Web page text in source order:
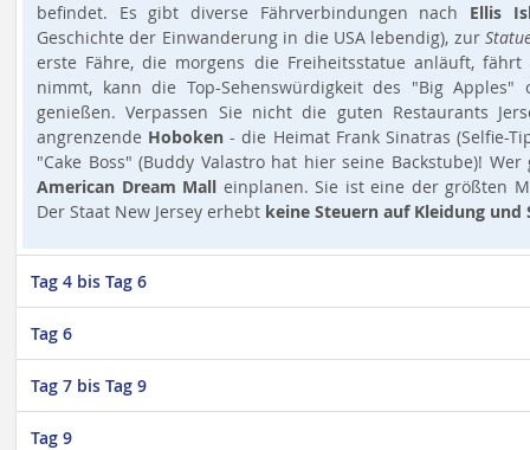
befindet. Es gibt diverse Fährverbindungen nach Ellis
Geschichte der Einwanderung in die USA lebendig), zur
erste Fähre, die morgens die Freiheitsstatue anläuft,
nimmt, kann die Top-Sehenswürdigkeit des "Big
genießen. Verpassen Sie nicht die guten Restaurants
angrenzende Hoboken - die Heimat Frank Sinatras (Selfie-
"Cake Boss" (Buddy Valastro hat hier seine Backstube)!
American Dream Mall einplanen. Sie ist eine der größten
Der Staat New Jersey erhebt keine Steuern auf Kleidung und
Tag 4 bis Tag 6
Tag 6
Tag 7 bis Tag 9
Tag 9